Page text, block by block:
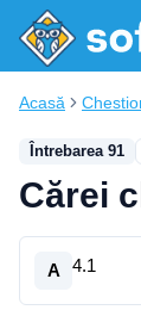
Acasă
Întrebarea 91
Cărei
A 4.1